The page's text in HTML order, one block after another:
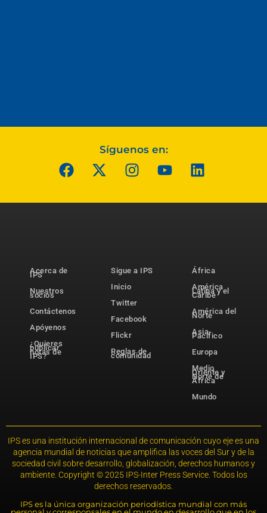
Síguenos en:
Acerca de
IPS
Nuestros
socios
Contáctenos
Apóyenos
¿Quieres
publicar
notas de
IPS?
Sigue a IPS
Inicio
Twitter
Facebook
Flickr
Reglas de
comunidad
África
América
Latina y el
Caribe
América del
Norte
Asia-
Pacífico
Europa
Medio
Oriente y
Norte de
África
Mundo
IPS es una institución internacional de comunicación cuyo eje es una
agencia mundial de noticias que amplifica las voces del Sur y de la
sociedad civil sobre desarrollo, globalización, derechos humanos y
ambiente. Copyright © 2025 IPS-Inter Press Service. Todos los
derechos reservados.
IPS es la única organización periodística mundial con más